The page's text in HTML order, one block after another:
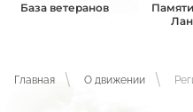
База ветеранов
Главная О движении